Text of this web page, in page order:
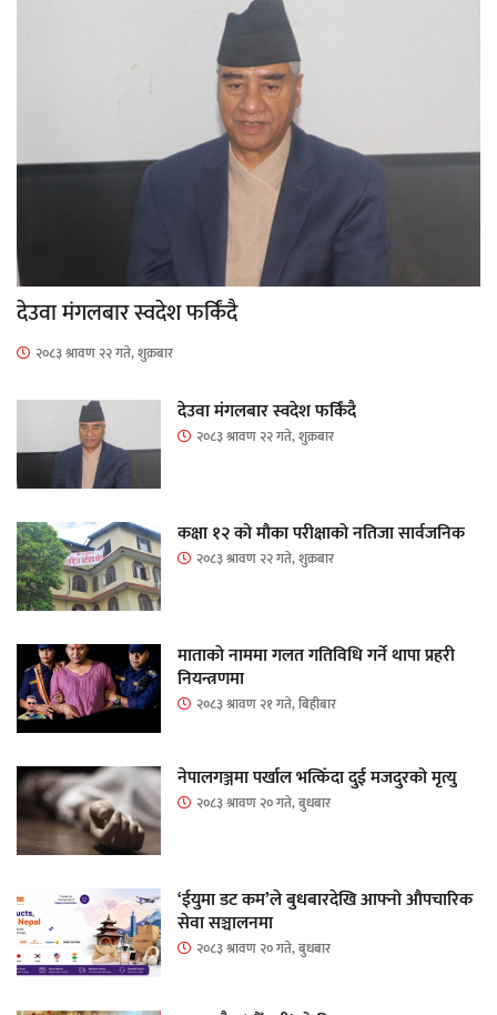
देउवा मंगलबार स्वदेश फर्किंदै
२०८३ श्रावण २२ गते, शुक्रबार
देउवा मंगलबार स्वदेश फर्किंदै
२०८३ श्रावण २२ गते, शुक्रबार
कक्षा १२ को मौका परीक्षाको नतिजा सार्वजनिक
२०८३ श्रावण २२ गते, शुक्रबार
माताकाे नाममा गलत गतिविधि गर्ने थापा प्रहरी
नियन्त्रणमा
२०८३ श्रावण २१ गते, बिहीबार
नेपालगञ्जमा पर्खाल भत्किँदा दुई मजदुरको मृत्यु
२०८३ श्रावण २० गते, बुधबार
‘ईयुमा डट कम’ले बुधबारदेखि आफ्नो औपचारिक
सेवा सञ्चालनमा
२०८३ श्रावण २० गते, बुधबार